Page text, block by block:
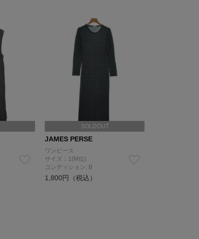
SOLDOUT
JAMES PERSE
ワンピース
サイズ：1(M位)
コンディション: B
1,800円（税込）